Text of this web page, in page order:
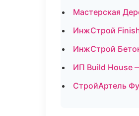
Мастерская
ИнжСтрой
ИнжСтрой
ИП Build House
СтройАртель